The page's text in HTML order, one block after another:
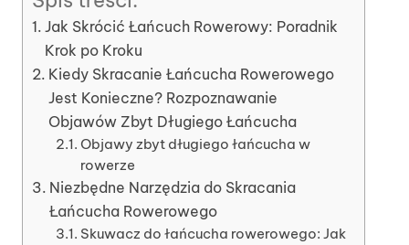
Jak Skrócić Łańcuch Rowerowy: Poradnik
Krok po Kroku
Kiedy Skracanie Łańcucha Rowerowego
Jest Konieczne? Rozpoznawanie
Objawów Zbyt Długiego Łańcucha
Objawy zbyt długiego łańcucha w
rowerze
Niezbędne Narzędzia do Skracania
Łańcucha Rowerowego
Skuwacz do łańcucha rowerowego: Jak